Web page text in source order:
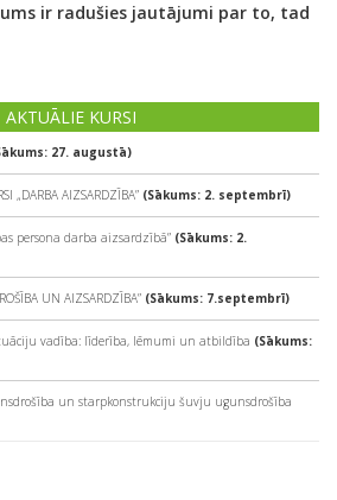
ir radušies jautājumi par to, tad
AKTUĀLIE KURSI
27. augustā)
„DARBA AIZSARDZĪBA” (Sākums: 2. septembrī)
persona darba aizsardzībā” (Sākums: 2.
UN AIZSARDZĪBA” (Sākums: 7.septembrī)
vadība: līderība, lēmumi un atbildība (Sākums:
un starpkonstrukciju šuvju ugunsdrošība